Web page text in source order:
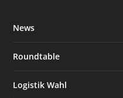
News
Roundtable
Logistik Wahl